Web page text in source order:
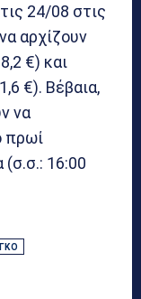
24/08 στις
αρχίζουν
€) και
€). Βέβαια,
να
πρωί
(σ.σ.: 16:00